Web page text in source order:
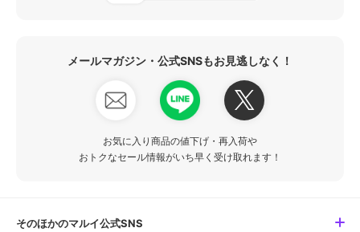
メールマガジン・公式SNSもお見逃しなく！
お気に入り商品の値下げ・再入荷や
おトクなセール情報がいち早く受け取れます！
そのほかのマルイ公式SNS